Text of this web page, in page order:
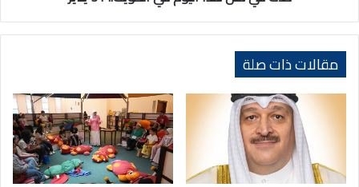
مقالات ذات صلة